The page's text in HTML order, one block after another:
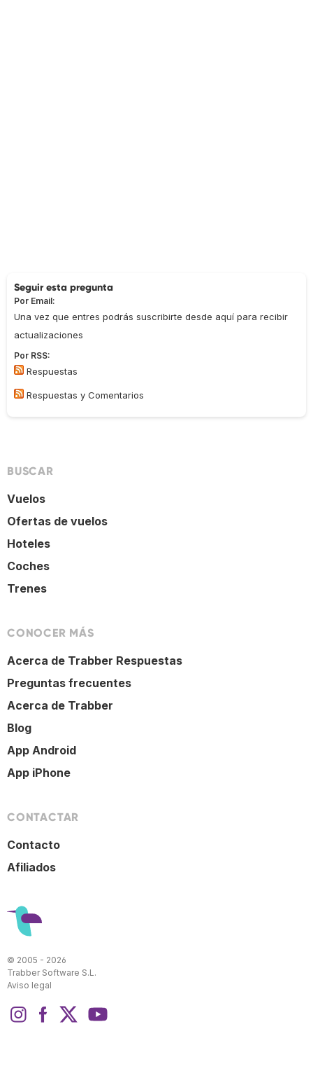
Seguir esta pregunta
Por Email:
Una vez que entres podrás suscribirte desde aquí para recibir
actualizaciones
Por RSS:
Respuestas
Respuestas y Comentarios
BUSCAR
Vuelos
Ofertas de vuelos
Hoteles
Coches
Trenes
CONOCER MÁS
Acerca de Trabber Respuestas
Preguntas frecuentes
Acerca de Trabber
Blog
App Android
App iPhone
CONTACTAR
Contacto
Afiliados
© 2005 - 2026
Trabber Software S.L.
Aviso legal